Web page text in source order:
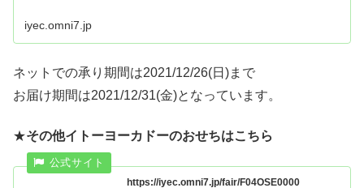
iyec.omni7.jp
ネットでの承り期間は2021/12/26(日)まで
お届け期間は2021/12/31(金)となっています。
★その他イトーヨーカドーのおせちはこちら
https://iyec.omni7.jp/fair/F04OSE0000